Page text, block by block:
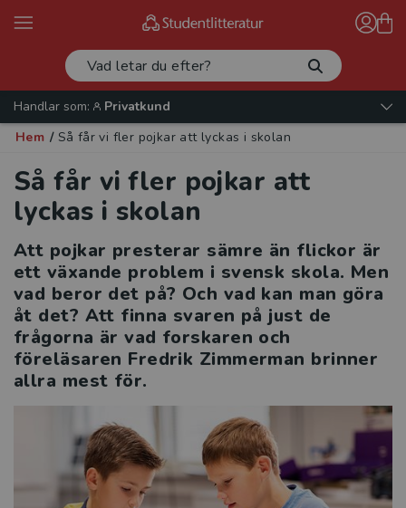
Handlar som:
Privatkund
Hem / Så får vi fler pojkar att lyckas i skolan
Så får vi fler pojkar att
lyckas i skolan
Att pojkar presterar sämre än flickor är
ett växande problem i svensk skola. Men
vad beror det på? Och vad kan man göra
åt det? Att finna svaren på just de
frågorna är vad forskaren och
föreläsaren Fredrik Zimmerman brinner
allra mest för.